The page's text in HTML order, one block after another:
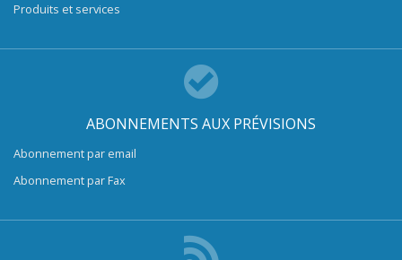
Produits et services
ABONNEMENTS AUX PRÉVISIONS
Abonnement par email
Abonnement par Fax